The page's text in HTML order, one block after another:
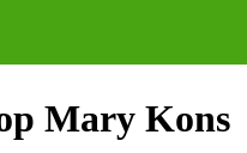
Mary Kons